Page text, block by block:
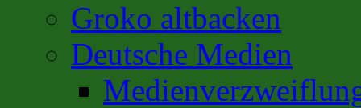
Groko altbacken
Deutsche Medien